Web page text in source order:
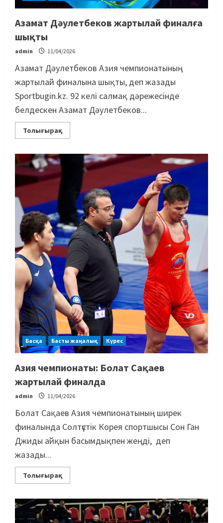
Азамат Дәулетбеков жартылай финалға
шықты
admin 11/04/2026
Азамат Дәулетбеков Азия чемпионатының
жартылай финалына шықты, деп жазады
Sportbugin.kz. 92 келі салмақ дәрежесінде
белдескен Азамат Дәулетбеков...
Толығырақ
Басқа Басты жаңалық Күрес
Азия чемпионаты: Болат Сақаев
жартылай финалда
admin 11/04/2026
Болат Сақаев Азия чемпионатының ширек
финалында Солтүстік Корея спортшысы Сон Ган
Джиды айқын басымдықпен жеңді, деп
жазады...
Толығырақ